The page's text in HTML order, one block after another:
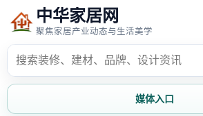
中华家居网
聚焦家居产业动态与生活美学
媒体入口